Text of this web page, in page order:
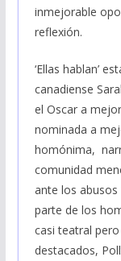
inmejorable
reflexión.
‘Ellas hablan’
canadiense
el Oscar a
nominada a
homónima,
comunidad
ante los
parte de los
casi teatral
destacados,